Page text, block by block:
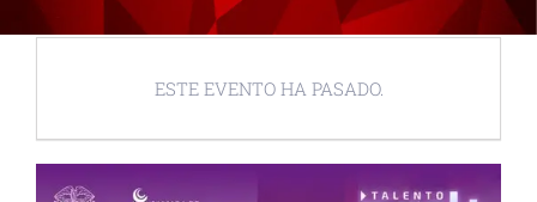
ESTE EVENTO HA PASADO.